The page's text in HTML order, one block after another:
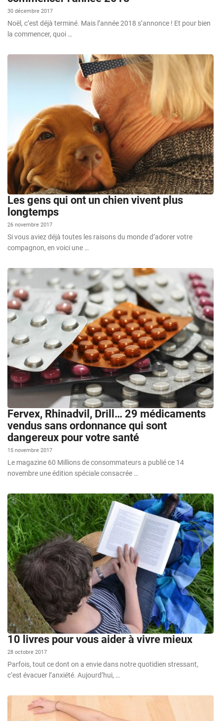
30 décembre 2017
Noël, c’est déjà terminé. Mais l’année 2018 s’annonce ! Et pour bien
la commencer, quoi …
Les gens qui ont un chien vivent plus
longtemps
26 novembre 2017
Si vous aviez déjà toutes les raisons du monde d’adorer votre
compagnon, en voici une …
Fervex, Rhinadvil, Drill… 29 médicaments
vendus sans ordonnance qui sont
dangereux pour votre santé
15 novembre 2017
Le magazine 60 Millions de consommateurs a publié ce 14
novembre une édition spéciale consacrée …
10 livres pour vous aider à vivre mieux
28 octobre 2017
Parfois, tout ce dont on a envie dans notre quotidien stressant,
c’est évacuer l’anxiété. Aujourd’hui, …